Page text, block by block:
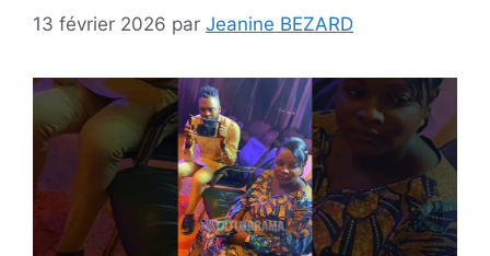
13 février 2026 par Jeanine BEZARD